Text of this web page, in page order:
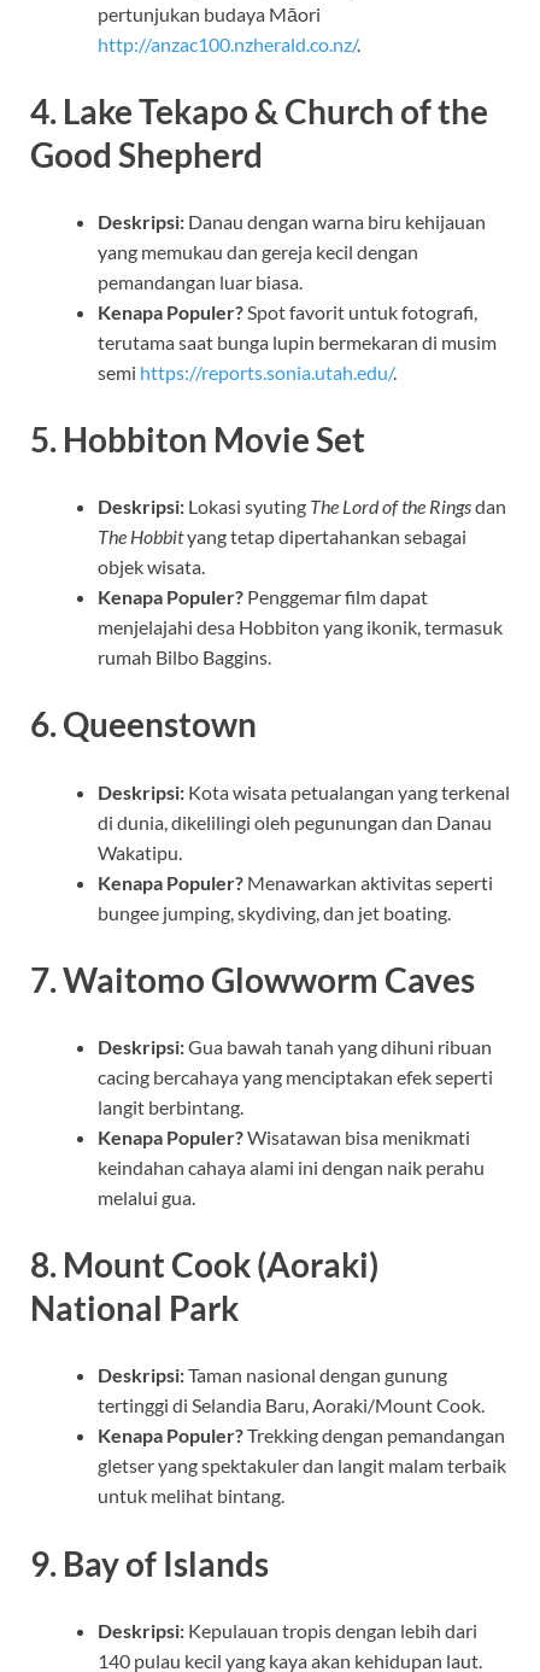
pertunjukan budaya Māori
http://anzac100.nzherald.co.nz/.
4. Lake Tekapo & Church of the
Good Shepherd
Deskripsi: Danau dengan warna biru kehijauan
yang memukau dan gereja kecil dengan
pemandangan luar biasa.
Kenapa Populer?Spot favorit untuk fotografi,
terutama saat bunga lupin bermekaran di musim
semi https://reports.sonia.utah.edu/.
5. Hobbiton Movie Set
Deskripsi: Lokasi syuting The Lord of the Ringsdan
The Hobbityang tetap dipertahankan sebagai
objek wisata.
Kenapa Populer? Penggemar film dapat
menjelajahi desa Hobbiton yang ikonik, termasuk
rumah Bilbo Baggins.
6. Queenstown
Deskripsi: Kota wisata petualangan yang terkenal
di dunia, dikelilingi oleh pegunungan dan Danau
Wakatipu.
Kenapa Populer? Menawarkan aktivitas seperti
bungee jumping, skydiving, dan jet boating.
7. Waitomo Glowworm Caves
Deskripsi:Gua bawah tanah yang dihuni ribuan
cacing bercahaya yang menciptakan efek seperti
langit berbintang.
Kenapa Populer?Wisatawan bisa menikmati
keindahan cahaya alami ini dengan naik perahu
melalui gua.
8. Mount Cook (Aoraki)
National Park
Deskripsi:Taman nasional dengan gunung
tertinggi di Selandia Baru, Aoraki/Mount Cook.
Kenapa Populer?Trekking dengan pemandangan
gletser yang spektakuler dan langit malam terbaik
untuk melihat bintang.
9. Bay of Islands
Deskripsi: Kepulauan tropis dengan lebih dari
140 pulau kecil yang kaya akan kehidupan laut.